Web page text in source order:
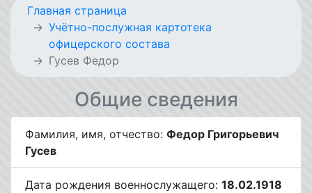
Главная страница
Учётно-послужная картотека
офицерского состава
Гусев Федор
Общие сведения
Фамилия, имя, отчество: Федор Григорьевич
Гусев
Дата рождения военнослужащего: 18.02.1918